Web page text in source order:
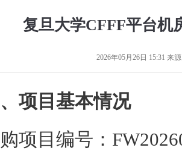
复旦大学CFFF平台机
2026年05月26日 15:31 来
项目基本情况
项目编号：